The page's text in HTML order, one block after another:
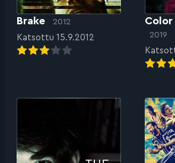
Brake 2012
Katsottu 15.9.2012
Color
2019